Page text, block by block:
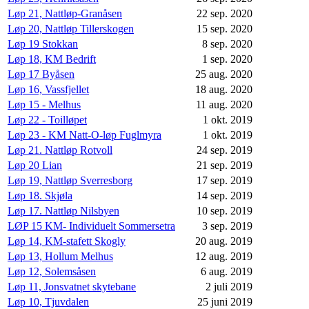
Løp 21, Nattløp-Granåsen
22 sep. 2020
Løp 20, Nattløp Tillerskogen
15 sep. 2020
Løp 19 Stokkan
8 sep. 2020
Løp 18, KM Bedrift
1 sep. 2020
Løp 17 Byåsen
25 aug. 2020
Løp 16, Vassfjellet
18 aug. 2020
Løp 15 - Melhus
11 aug. 2020
Løp 22 - Toilløpet
1 okt. 2019
Løp 23 - KM Natt-O-løp Fuglmyra
1 okt. 2019
Løp 21. Nattløp Rotvoll
24 sep. 2019
Løp 20 Lian
21 sep. 2019
Løp 19, Nattløp Sverresborg
17 sep. 2019
Løp 18. Skjøla
14 sep. 2019
Løp 17. Nattløp Nilsbyen
10 sep. 2019
LØP 15 KM- Individuelt Sommersetra
3 sep. 2019
Løp 14, KM-stafett Skogly
20 aug. 2019
Løp 13, Hollum Melhus
12 aug. 2019
Løp 12, Solemsåsen
6 aug. 2019
Løp 11, Jonsvatnet skytebane
2 juli 2019
Løp 10, Tjuvdalen
25 juni 2019